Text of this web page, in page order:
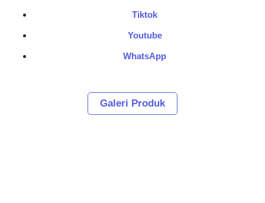
Tiktok
Youtube
WhatsApp
Galeri Produk